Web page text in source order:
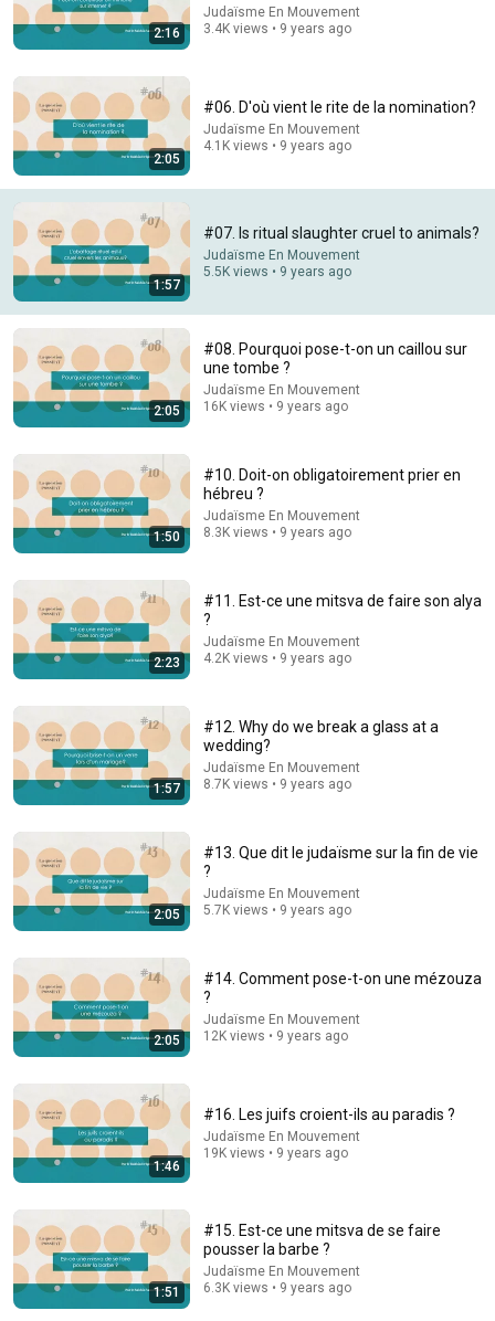
🚨 If Cops Say "I Smell Alcohol" — Say THIS
Immediately (It's a Trap)
James Whitmore
New
786K views
The Bob Newhart Toupee Sketch That Broke Dean
Martin
Dean Martin • 2.4M views
People who don’t have friends share these five
personality traits
The Mindset Mentor Podcast 1.7M views
I taught an octopus piano (yes it's real)
Mattias Krantz • 9.8M views
2:16
Judaïsme En Mouvement
3.4K views • 9 years ago
2:05
#06. D'où vient le rite de la nomination?
Judaïsme En Mouvement
4.1K views • 9 years ago
1:57
#07. Is ritual slaughter cruel to animals?
Judaïsme En Mouvement
5.5K views • 9 years ago
2:05
#08. Pourquoi pose-t-on un caillou sur
une tombe ?
Judaïsme En Mouvement
16K views • 9 years ago
1:50
#10. Doit-on obligatoirement prier en
hébreu ?
Judaïsme En Mouvement
8.3K views • 9 years ago
2:23
#11. Est-ce une mitsva de faire son alya
?
Judaïsme En Mouvement
4.2K views • 9 years ago
1:57
#12. Why do we break a glass at a
wedding?
Judaïsme En Mouvement
8.7K views • 9 years ago
2:05
#13. Que dit le judaïsme sur la fin de vie
?
Judaïsme En Mouvement
5.7K views • 9 years ago
2:05
#14. Comment pose-t-on une mézouza
?
Judaïsme En Mouvement
12K views • 9 years ago
1:46
#16. Les juifs croient-ils au paradis ?
Judaïsme En Mouvement
19K views • 9 years ago
1:51
#15. Est-ce une mitsva de se faire
pousser la barbe ?
Judaïsme En Mouvement
6.3K views • 9 years ago